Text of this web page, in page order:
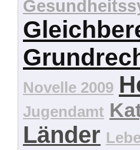
Novelle 2009
Jugendamt
Länder